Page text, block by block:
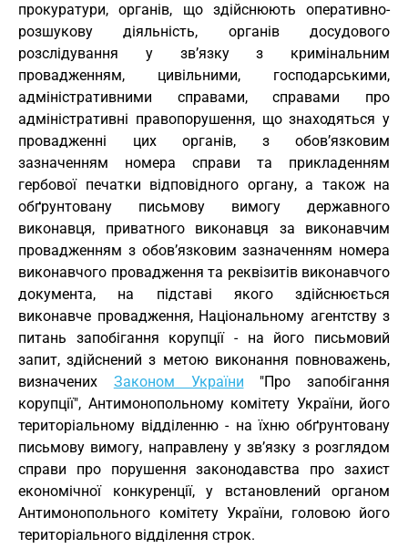
прокуратури, органів, що здійснюють оперативно-
розшукову діяльність, органів досудового
розслідування у зв’язку з кримінальним
провадженням, цивільними, господарськими,
адміністративними справами, справами про
адміністративні правопорушення, що знаходяться у
провадженні цих органів, з обов’язковим
зазначенням номера справи та прикладенням
гербової печатки відповідного органу, а також на
обґрунтовану письмову вимогу державного
виконавця, приватного виконавця за виконавчим
провадженням з обов’язковим зазначенням номера
виконавчого провадження та реквізитів виконавчого
документа, на підставі якого здійснюється
виконавче провадження, Національному агентству з
питань запобігання корупції - на його письмовий
запит, здійснений з метою виконання повноважень,
визначених Законом України "Про запобігання
корупції", Антимонопольному комітету України, його
територіальному відділенню - на їхню обґрунтовану
письмову вимогу, направлену у зв’язку з розглядом
справи про порушення законодавства про захист
економічної конкуренції, у встановлений органом
Антимонопольного комітету України, головою його
територіального відділення строк.